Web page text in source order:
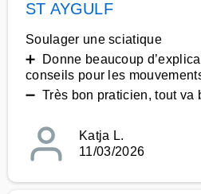
ST AYGULF
Soulager une sciatique
➕ Donne beaucoup
conseils pour les
➖ Très bon praticien, tout va
Katja L.
11/03/2026